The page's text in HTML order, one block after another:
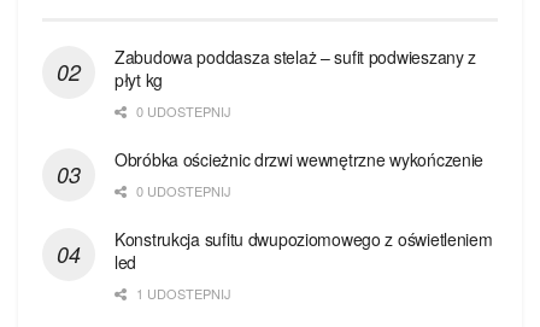
Zabudowa poddasza stelaż – sufit podwieszany z
płyt kg
0 UDOSTEPNIJ
Obróbka ościeżnic drzwi wewnętrzne wykończenie
0 UDOSTEPNIJ
Konstrukcja sufitu dwupoziomowego z oświetleniem
led
1 UDOSTEPNIJ